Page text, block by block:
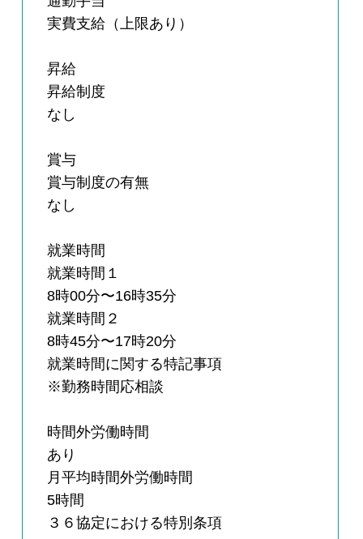
実費支給（上限あり）
昇給
昇給制度
なし
賞与
賞与制度の有無
なし
就業時間
就業時間１
8時00分〜16時35分
就業時間２
8時45分〜17時20分
就業時間に関する特記事項
※勤務時間応相談
時間外労働時間
あり
月平均時間外労働時間
5時間
３６協定における特別条項